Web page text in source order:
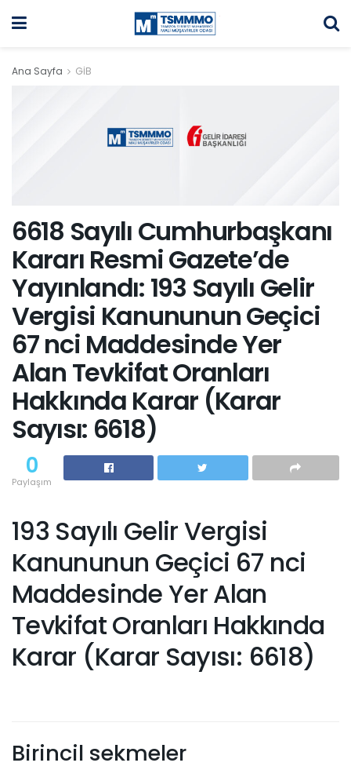
Ana Sayfa GİB
6618 Sayılı Cumhurbaşkanı
Kararı Resmi Gazete’de
Yayınlandı: 193 Sayılı Gelir
Vergisi Kanununun Geçici
67 nci Maddesinde Yer
Alan Tevkifat Oranları
Hakkında Karar (Karar
Sayısı: 6618)
0
Paylaşım
193 Sayılı Gelir Vergisi
Kanununun Geçici 67 nci
Maddesinde Yer Alan
Tevkifat Oranları Hakkında
Karar (Karar Sayısı: 6618)
Birincil sekmeler